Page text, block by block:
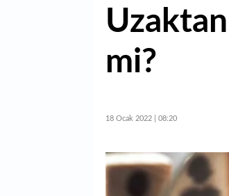
mi?
18 Ocak 2022 | 08:20